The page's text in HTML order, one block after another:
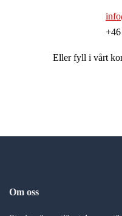
Eller fyll i vårt
Om oss